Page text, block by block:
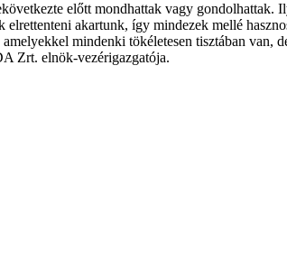
előtt mondhattak vagy gondolhattak.
elrettenteni akartunk, így mindezek mellé
mindenki tökéletesen tisztában van,
Zrt. elnök-vezérigazgatója.